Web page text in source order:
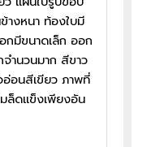
างหนา ท้องใบมี
กมีขนาดเล็ก ออก
ำนวนมาก สีขาว
อ่อนสีเขียว ภาพที่
ล็ดแข็งเพียงอัน